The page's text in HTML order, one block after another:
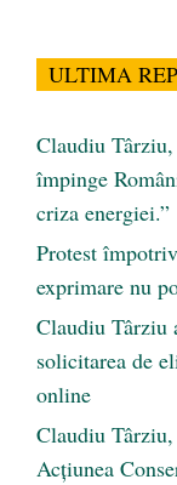
ULTIMA
Claudiu
împinge
criza energiei.”
Protest
exprimare nu
Claudiu Târziu
solicitarea de
online
Claudiu
Acțiunea